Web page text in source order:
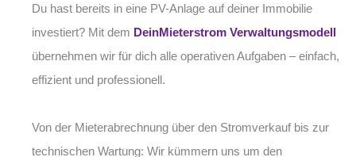
Du hast bereits in eine PV-Anlage auf deiner Immobilie
investiert? Mit dem DeinMieterstrom Verwaltungsmodell
übernehmen wir für dich alle operativen Aufgaben – einfach,
effizient und professionell.
Von der Mieterabrechnung über den Stromverkauf bis zur
technischen Wartung: Wir kümmern uns um den